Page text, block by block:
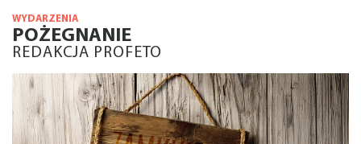
WYDARZENIA
POŻEGNANIE
REDAKCJA PROFETO